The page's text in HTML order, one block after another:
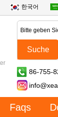
한국어
86-755-
Faqs